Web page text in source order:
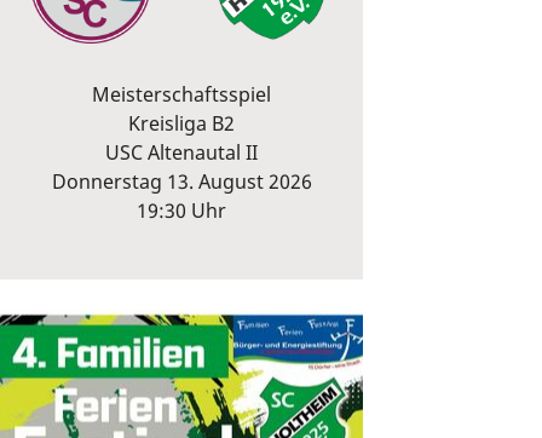
Meisterschaftsspiel
Kreisliga B2
USC Altenautal II
Donnerstag 13. August 2026
19:30 Uhr